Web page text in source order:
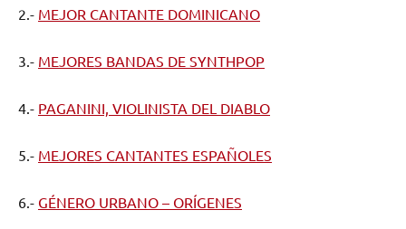
2.- MEJOR CANTANTE DOMINICANO
3.- MEJORES BANDAS DE SYNTHPOP
4.- PAGANINI, VIOLINISTA DEL DIABLO
5.- MEJORES CANTANTES ESPAÑOLES
6.- GÉNERO URBANO – ORÍGENES